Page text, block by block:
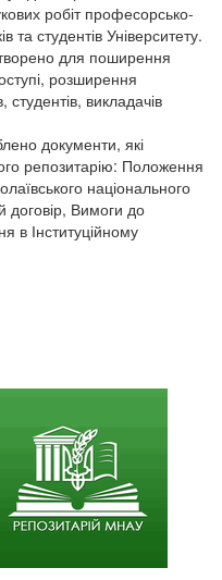
робіт професорсько-
та студентів Університету.
для поширення
розширення
студентів, викладачів
документи, які
репозитарію: Положення
національного
договір, Вимоги до
в Інституційному